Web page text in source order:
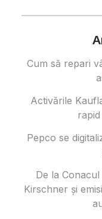
Cum să repari
Activările
Pepco se
De la
Kirschner și